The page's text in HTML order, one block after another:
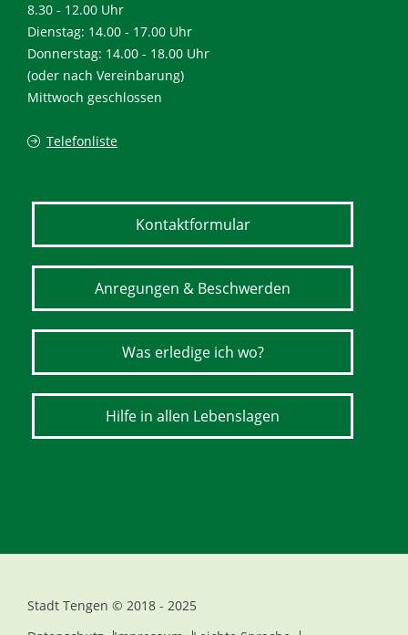
8.30 - 12.00 Uhr
Dienstag: 14.00 - 17.00 Uhr
Donnerstag: 14.00 - 18.00 Uhr
(oder nach Vereinbarung)
Mittwoch geschlossen
Telefonliste
Kontaktformular
Anregungen & Beschwerden
Was erledige ich wo?
Hilfe in allen Lebenslagen
Stadt Tengen © 2018 - 2025